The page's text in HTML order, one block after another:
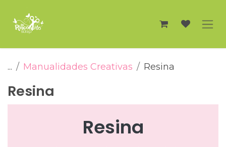
... Manualidades Creativas Resina
Resina
Resina